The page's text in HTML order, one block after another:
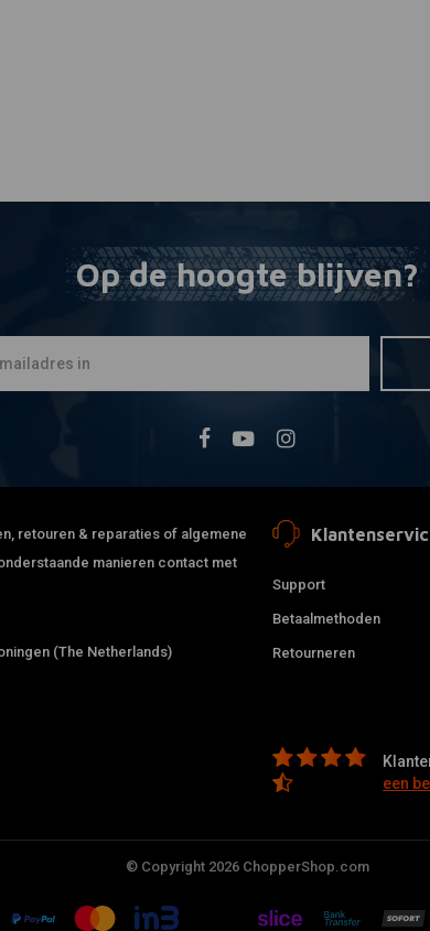
Op de hoogte blijven?
retouren & reparaties of algemene
manieren contact met
(The Netherlands)
Support
Betaalmethoden
Retourneren
een
© Copyright 2026 ChopperShop.com